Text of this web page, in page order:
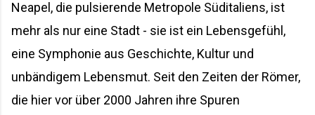
Neapel, die pulsierende Metropole Süditaliens, ist
mehr als nur eine Stadt - sie ist ein Lebensgefühl,
eine Symphonie aus Geschichte, Kultur und
unbändigem Lebensmut. Seit den Zeiten der Römer,
die hier vor über 2000 Jahren ihre Spuren